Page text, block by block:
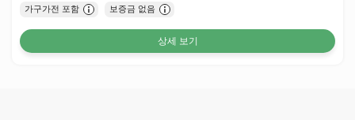
가구가전 포함 보증금 없음
상세 보기